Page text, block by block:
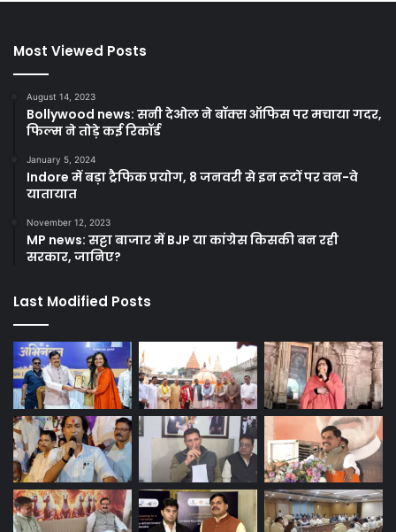
Most Viewed Posts
August 14, 2023
Bollywood news: सनी देओल ने बॉक्स ऑफिस पर मचाया गदर,
फिल्म ने तोड़े कई रिकॉर्ड
January 5, 2024
Indore में बड़ा ट्रैफिक प्रयोग, 8 जनवरी से इन रूटों पर वन-वे
यातायात
November 12, 2023
MP news: सट्टा बाजार में BJP या कांग्रेस किसकी बन रही
सरकार, जानिए?
Last Modified Posts